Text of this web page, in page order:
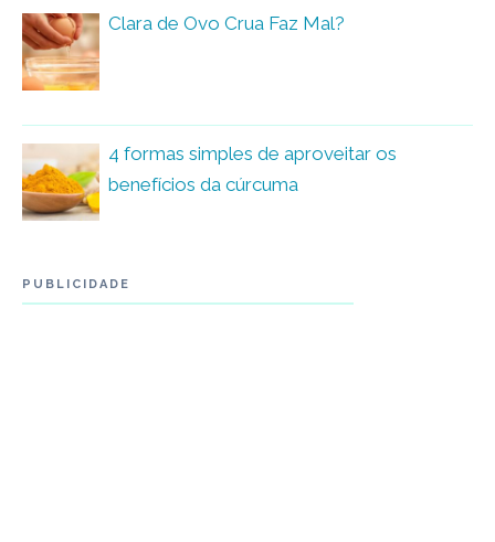
Clara de Ovo Crua Faz Mal?
4 formas simples de aproveitar os
benefícios da cúrcuma
PUBLICIDADE